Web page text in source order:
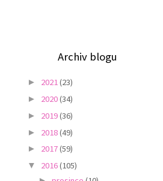
Archiv blogu
► 2021 (23)
► 2020(34)
► 2019(36)
► 2018(49)
► 2017(59)
▼ 2016(105)